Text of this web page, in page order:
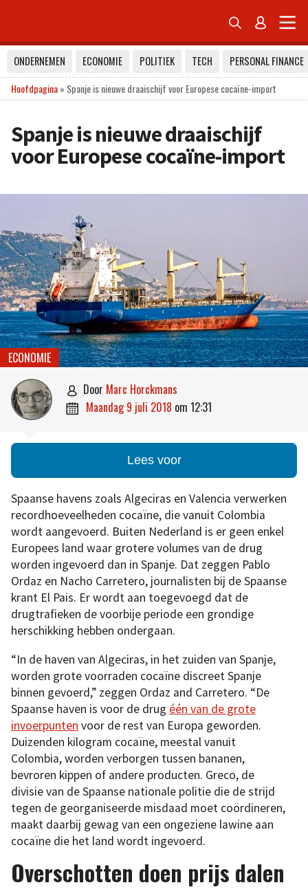
 
ONDERNEMEN ECONOMIE POLITIEK TECH
PERSONAL FINANCE
Hoofdpagina» Spanje is nieuwe draaischijf voor Europese cocaïne-import
Spanje is nieuwe draaischijf
voor Europese cocaïne-import
ECONOMIE
 door Marc Horckmans
 maandag 9 juli 2018 om 12:31
Lees voor
Spaanse havens zoals Algeciras en Valencia verwerken
recordhoeveelheden cocaïne, die vanuit Colombia
wordt aangevoerd. Buiten Nederland is er geen enkel
Europees land waar grotere volumes van de drug
worden ingevoerd dan in Spanje. Dat zeggen Pablo
Ordaz en Nacho Carretero, journalisten bij de Spaanse
krant El Pais. Er wordt aan toegevoegd dat de
drugtrafieken de voorbije periode een grondige
herschikking hebben ondergaan.
“In de haven van Algeciras, in het zuiden van Spanje,
worden grote voorraden cocaïne discreet Spanje
binnen gevoerd,” zeggen Ordaz and Carretero. “De
Spaanse haven is voor de drug één van de grote
invoerpunten voor de rest van Europa geworden.
Duizenden kilogram cocaïne, meestal vanuit
Colombia, worden verborgen tussen bananen,
bevroren kippen of andere producten. Greco, de
divisie van de Spaanse nationale politie die de strijd
tegen de georganiseerde misdaad moet coördineren,
maakt daarbij gewag van een ongeziene lawine aan
cocaïne die het land wordt ingevoerd.
Overschotten doen prijs dalen